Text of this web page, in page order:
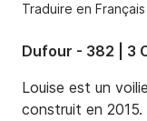
Traduire en Français
Dufour - 382 | 3
Louise est un
construit en